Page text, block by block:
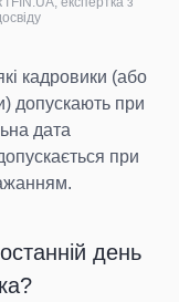
кадровики (або
допускають при
дата
при
день